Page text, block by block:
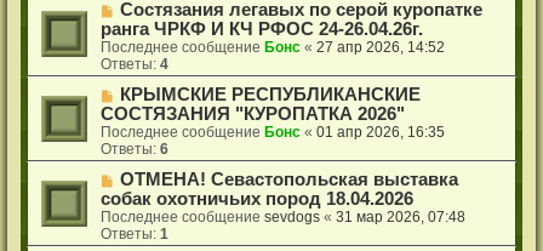
Состязания легавых по серой куропатке
ранга ЧРКФ И КЧ РФОС 24-26.04.26г.
Последнее сообщение Бонс «27 апр 2026, 14:52
Ответы:4
КРЫМСКИЕ РЕСПУБЛИКАНСКИЕ
СОСТЯЗАНИЯ "КУРОПАТКА 2026"
Последнее сообщение Бонс «01 апр 2026, 16:35
Ответы:6
ОТМЕНА! Севастопольская выставка
собак охотничьих пород 18.04.2026
Последнее сообщениеsevdogs «31 мар 2026, 07:48
Ответы:1